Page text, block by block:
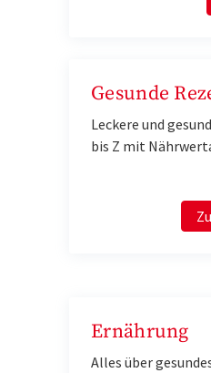
Gesunde
Leckere und
bis Z mit
Ernährung
Alles über